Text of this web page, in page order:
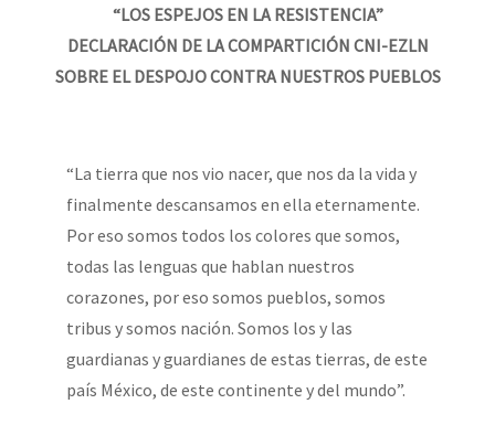
MULTIMEDIA
Otras secciones
“Sonhando a Terra do Bem Virá” se publica no Estado Espanhol
Se o México sabe, que o mundo saiba! Nossas lutas pela
[25 abr – CDMX] Tokín por el CNI: 30 años de Resistencia y
“LOS ESPEJOS EN LA RESISTENCIA”
DECLARACIÓN DE LA COMPARTICIÓN CNI-EZLN
SOBRE EL DESPOJO CONTRA NUESTROS PUEBLOS
“La tierra que nos vio nacer, que nos da la vida y
finalmente descansamos en ella eternamente.
Por eso somos todos los colores que somos,
todas las lenguas que hablan nuestros
corazones, por eso somos pueblos, somos
tribus y somos nación. Somos los y las
guardianas y guardianes de estas tierras, de este
país México, de este continente y del mundo”.